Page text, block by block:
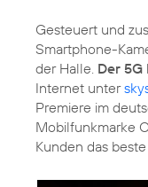
Gesteuert und
Smartphone-
der Halle. Der
Internet unter
Premiere im
Mobilfunkmarke
Kunden das